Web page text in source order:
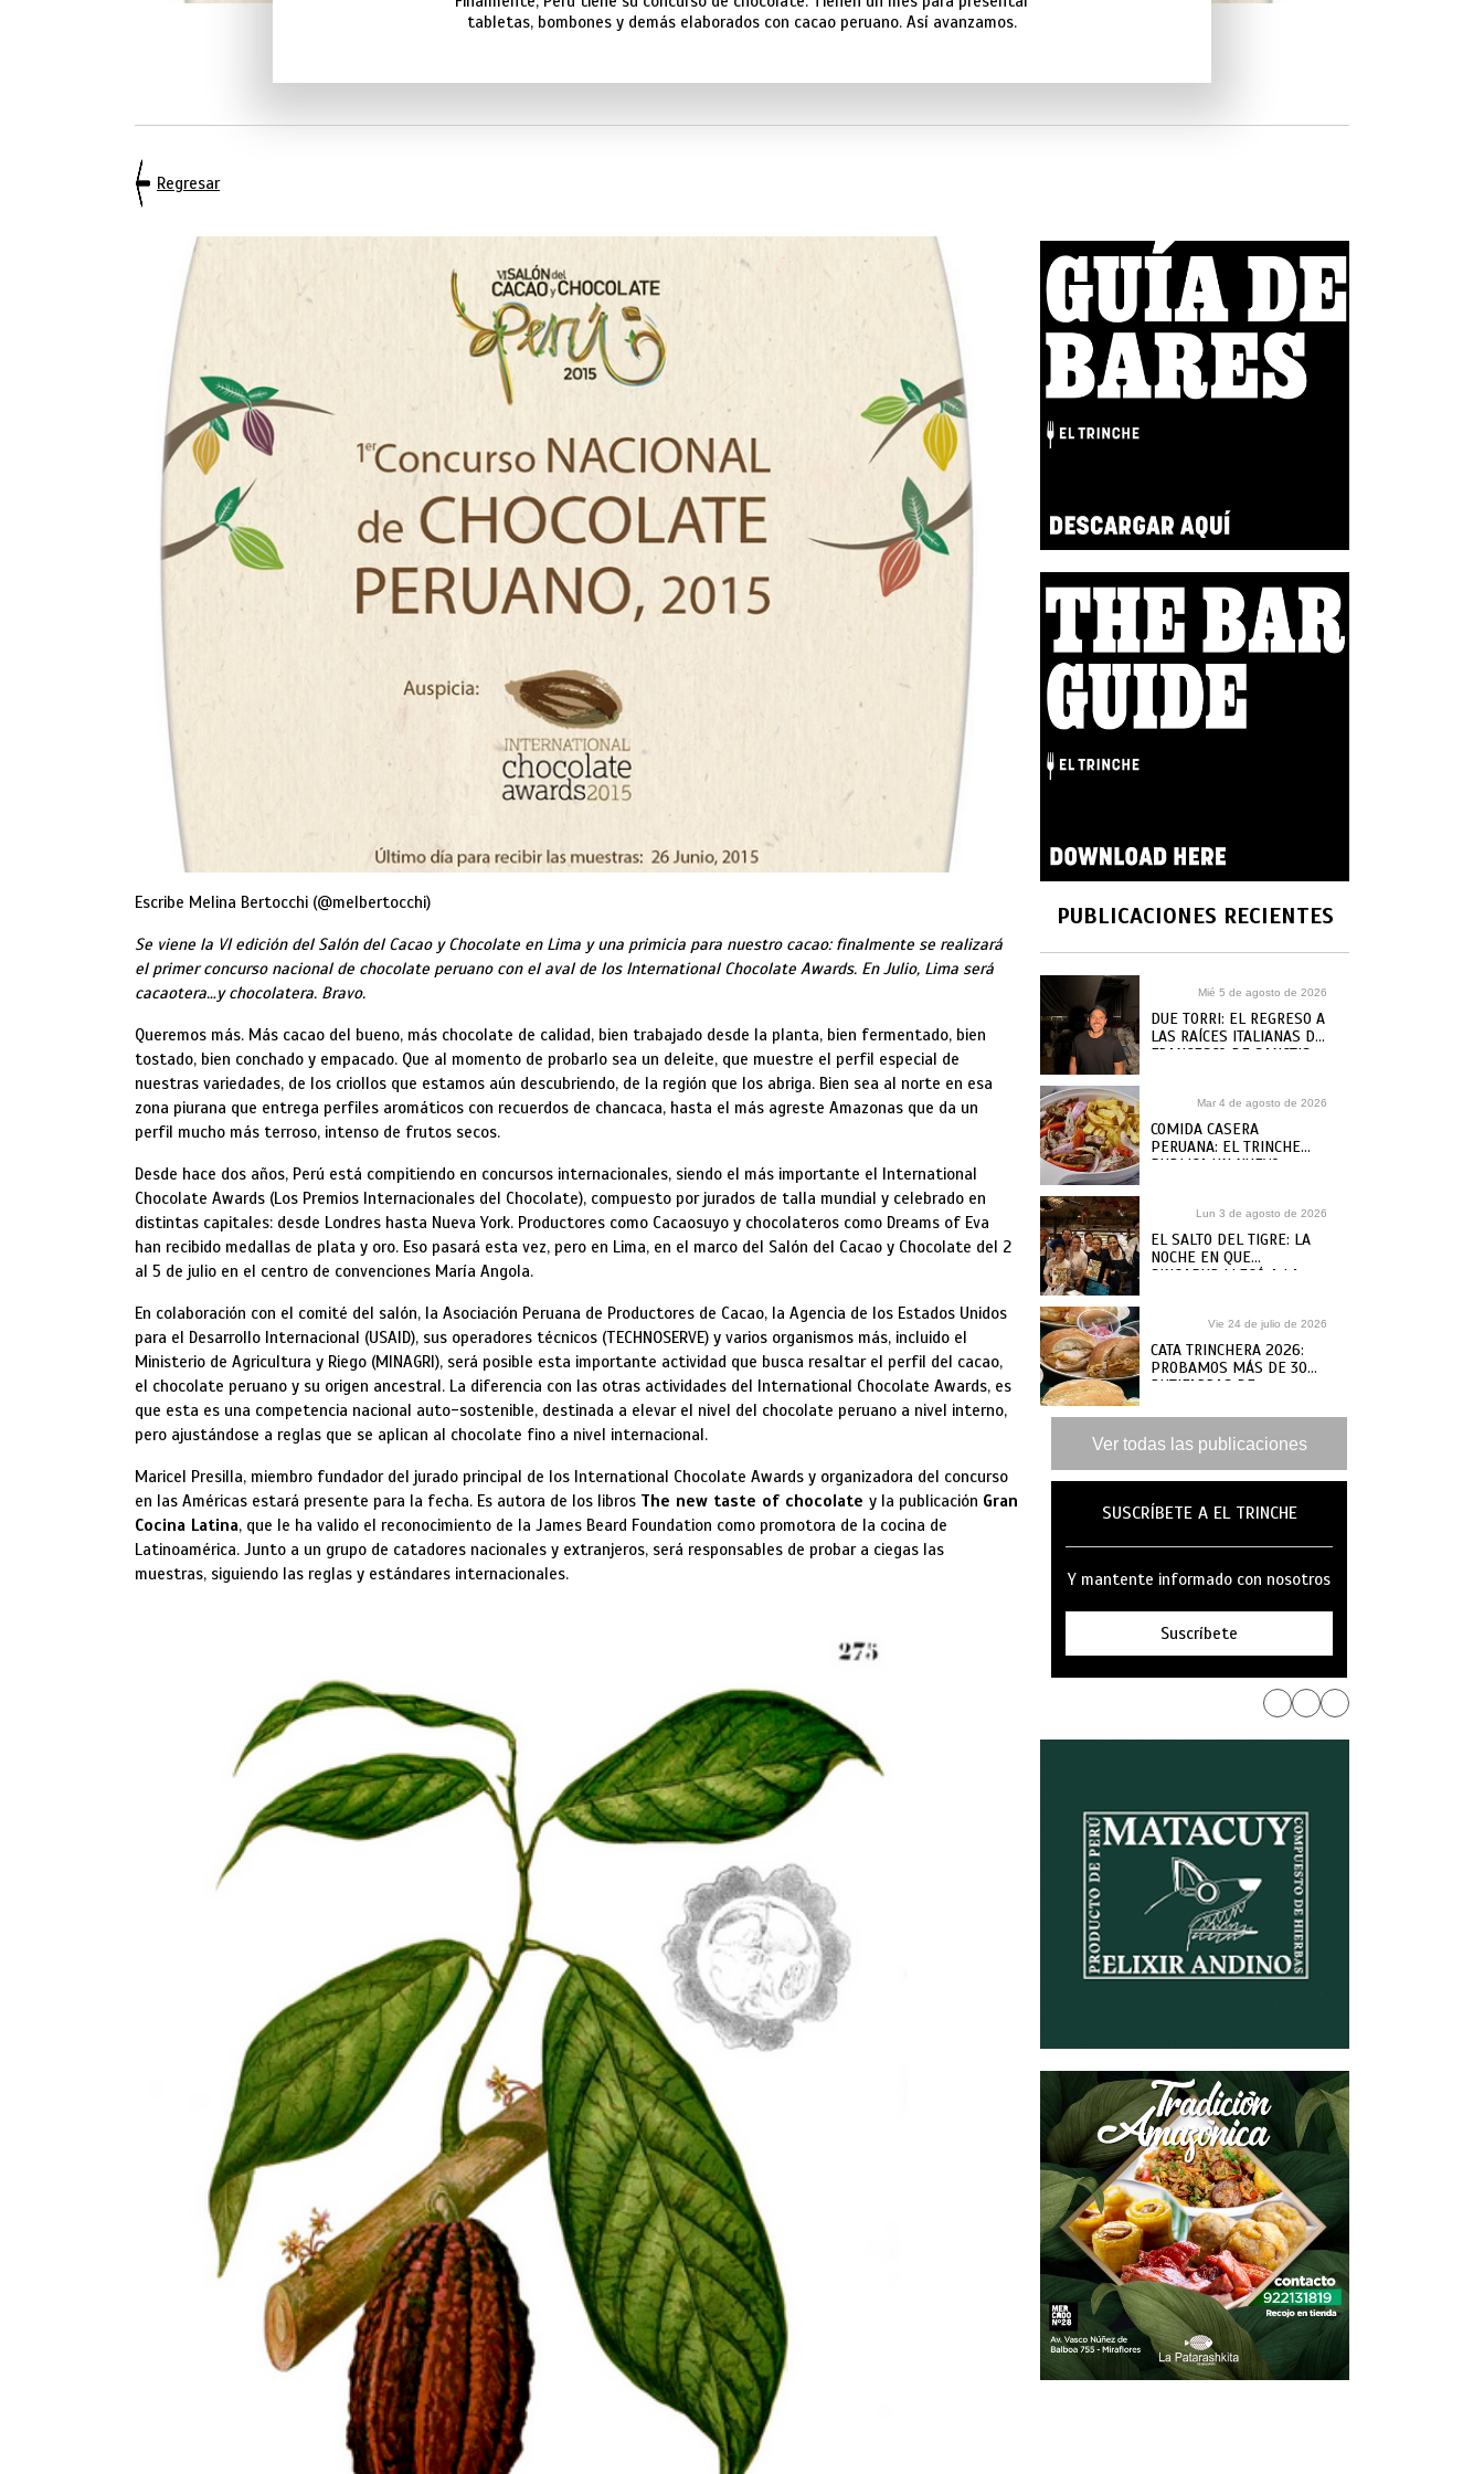
tabletas, bombones y demás elaborados con cacao peruano. Así avanzamos.
Regresar
Escribe Melina Bertocchi (@melbertocchi)
Se viene la VI edición del Salón del Cacao y Chocolate en Lima y una primicia para nuestro cacao: finalmente se realizará
el primer concurso nacional de chocolate peruano con el aval de los International Chocolate Awards. En Julio, Lima será
cacaotera…y chocolatera. Bravo.
Queremos más. Más cacao del bueno, más chocolate de calidad, bien trabajado desde la planta, bien fermentado, bien
tostado, bien conchado y empacado. Que al momento de probarlo sea un deleite, que muestre el perfil especial de
nuestras variedades, de los criollos que estamos aún descubriendo, de la región que los abriga. Bien sea al norte en esa
zona piurana que entrega perfiles aromáticos con recuerdos de chancaca, hasta el más agreste Amazonas que da un
perfil mucho más terroso, intenso de frutos secos.
Desde hace dos años, Perú está compitiendo en concursos internacionales, siendo el más importante el International
Chocolate Awards (Los Premios Internacionales del Chocolate), compuesto por jurados de talla mundial y celebrado en
distintas capitales: desde Londres hasta Nueva York. Productores como Cacaosuyo y chocolateros como Dreams of Eva
han recibido medallas de plata y oro. Eso pasará esta vez, pero en Lima, en el marco del Salón del Cacao y Chocolate del 2
al 5 de julio en el centro de convenciones María Angola.
En colaboración con el comité del salón, la Asociación Peruana de Productores de Cacao, la Agencia de los Estados Unidos
para el Desarrollo Internacional (USAID), sus operadores técnicos (TECHNOSERVE) y varios organismos más, incluido el
Ministerio de Agricultura y Riego (MINAGRI), será posible esta importante actividad que busca resaltar el perfil del cacao,
el chocolate peruano y su origen ancestral. La diferencia con las otras actividades del International Chocolate Awards, es
que esta es una competencia nacional auto-sostenible, destinada a elevar el nivel del chocolate peruano a nivel interno,
pero ajustándose a reglas que se aplican al chocolate fino a nivel internacional.
Maricel Presilla, miembro fundador del jurado principal de los International Chocolate Awards y organizadora del concurso
en las Américas estará presente para la fecha. Es autora de los libros The new taste of chocolate y la publicación Gran
Cocina Latina, que le ha valido el reconocimiento de la James Beard Foundation como promotora de la cocina de
Latinoamérica. Junto a un grupo de catadores nacionales y extranjeros, será responsables de probar a ciegas las
muestras, siguiendo las reglas y estándares internacionales.
PUBLICACIONES RECIENTES
Mié 5 de agosto de 2026
DUE TORRI: EL REGRESO A
LAS RAÍCES ITALIANAS DE
FRANCESCO DE SANCTIS
Mar 4 de agosto de 2026
COMIDA CASERA
PERUANA: EL TRINCHE
PUBLICA UN NUEVO
Lun 3 de agosto de 2026
EL SALTO DEL TIGRE: LA
NOCHE EN QUE
SINGAPUR LLEGÓ A LA
Vie 24 de julio de 2026
CATA TRINCHERA 2026:
PROBAMOS MÁS DE 30
BUTIFARRAS DE
DE ANTAÑO PARA ELEGIR
LAS MEJORES
Ver todas las publicaciones
SUSCRÍBETE A EL TRINCHE
Y mantente informado con nosotros
Suscríbete